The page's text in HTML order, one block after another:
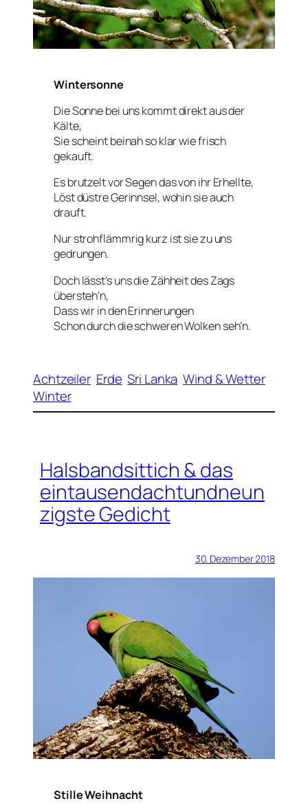
Wintersonne
Die Sonne bei uns kommt direkt aus der
Kälte,
Sie scheint beinah so klar wie frisch
gekauft.
Es brutzelt vor Segen das von ihr Erhellte,
Löst düstre Gerinnsel, wohin sie auch
drauft.
Nur strohflämmrig kurz ist sie zu uns
gedrungen.
Doch lässt’s uns die Zähheit des Zags
übersteh’n,
Dass wir in den Erinnerungen
Schon durch die schweren Wolken seh’n.
Achtzeiler Erde Sri Lanka Wind & Wetter
Winter
Halsbandsittich & das
eintausendachtundneun
zigste Gedicht
30. Dezember 2018
Stille Weihnacht